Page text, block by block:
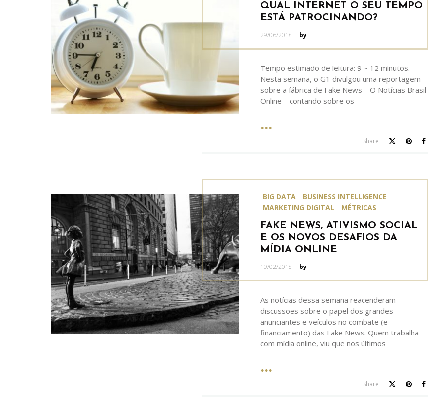
QUAL INTERNET O SEU TEMPO
ESTÁ PATROCINANDO?
Posted
29/06/2018 by
Tempo estimado de leitura: 9 ~ 12 minutos.
Nesta semana, o G1 divulgou uma reportagem
sobre a fábrica de Fake News – O Notícias Brasil
Online – contando sobre os
Share
BIG DATA
BUSINESS INTELLIGENCE
MARKETING DIGITAL
MÉTRICAS
FAKE NEWS, ATIVISMO SOCIAL
E OS NOVOS DESAFIOS DA
MÍDIA ONLINE
Posted
19/02/2018 by
As notícias dessa semana reacenderam
discussões sobre o papel dos grandes
anunciantes e veículos no combate (e
financiamento) das Fake News. Quem trabalha
com mídia online, viu que nos últimos
Share